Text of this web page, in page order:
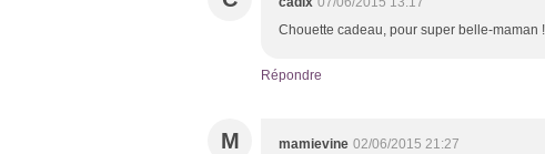
Chouette cadeau, pour super belle-maman
Répondre
M mamievine 02/06/2015 21:27